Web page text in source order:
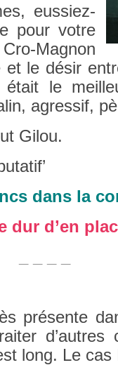
eussiez-
pour votre
Magnon
et le désir
était le
ag­ressif,
Gilou.
dans la
dur d’en
présente
long. Le